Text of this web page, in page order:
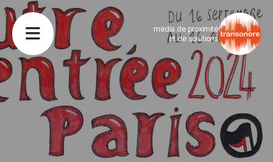
média de proximité
et de solutions